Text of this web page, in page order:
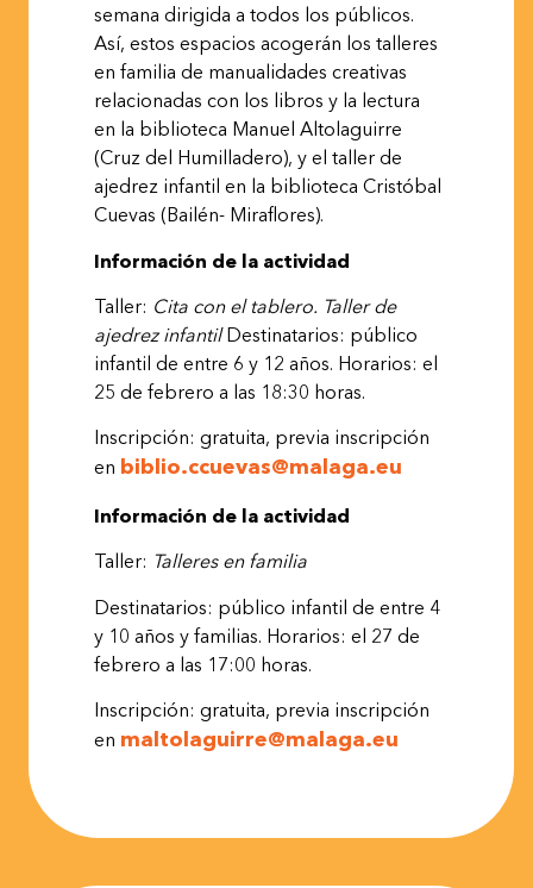
semana dirigida a todos los públicos.
Así, estos espacios acogerán los talleres
en familia de manualidades creativas
relacionadas con los libros y la lectura
en la biblioteca Manuel Altolaguirre
(Cruz del Humilladero), y el taller de
ajedrez infantil en la biblioteca Cristóbal
Cuevas (Bailén- Miraflores).
Información de la actividad
Taller: Cita con el tablero. Taller de
ajedrez infantilDestinatarios: público
infantil de entre 6 y 12 años. Horarios: el
25 de febrero a las 18:30 horas.
Inscripción: gratuita, previa inscripción
en biblio.ccuevas@malaga.eu
Información de la actividad
Taller: Talleres en familia
Destinatarios: público infantil de entre 4
y 10 años y familias. Horarios: el 27 de
febrero a las 17:00 horas.
Inscripción: gratuita, previa inscripción
en maltolaguirre@malaga.eu